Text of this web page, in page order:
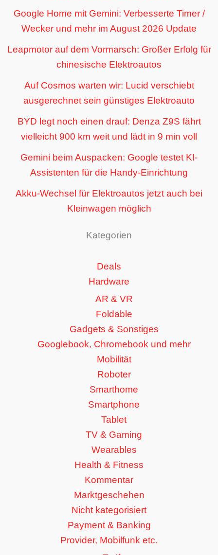
Google Home mit Gemini: Verbesserte Timer /
Wecker und mehr im August 2026 Update
Leapmotor auf dem Vormarsch: Großer Erfolg für
chinesische Elektroautos
Auf Cosmos warten wir: Lucid verschiebt
ausgerechnet sein günstiges Elektroauto
BYD legt noch einen drauf: Denza Z9S fährt
vielleicht 900 km weit und lädt in 9 min voll
Gemini beim Auspacken: Google testet KI-
Assistenten für die Handy-Einrichtung
Akku-Wechsel für Elektroautos jetzt auch bei
Kleinwagen möglich
Kategorien
Deals
Hardware
AR & VR
Foldable
Gadgets & Sonstiges
Googlebook, Chromebook und mehr
Mobilität
Roboter
Smarthome
Smartphone
Tablet
TV & Gaming
Wearables
Health & Fitness
Kommentar
Marktgeschehen
Nicht kategorisiert
Payment & Banking
Provider, Mobilfunk etc.